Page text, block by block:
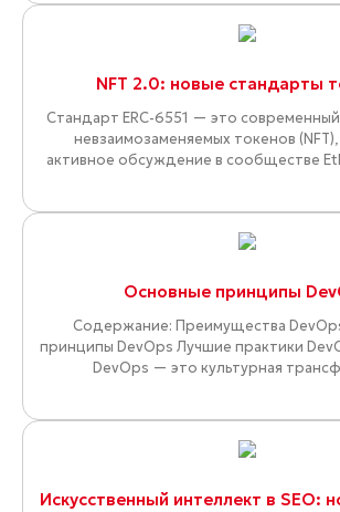
NFT 2.0: новые стандарты
Стандарт ERC-6551 — это
невзаимозаменяемых токенов
активное обсуждение в сообществе
Основные принципы
Содержание: Преимущества
принципы DevOps Лучшие практики
DevOps — это культурная
Искусственный интеллект в SEO: